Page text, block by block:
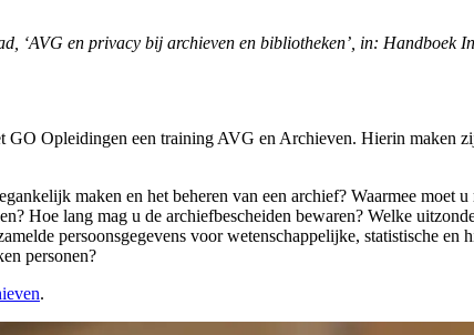
‘AVG en privacy bij archieven en bibliotheken’, in: Handboek
Opleidingen een training AVG en Archieven. Hierin maken
maken en het beheren van een archief? Waarmee moet
Hoe lang mag u de archiefbescheiden bewaren? Welke
persoonsgegevens voor wetenschappelijke, statistische
personen?
.